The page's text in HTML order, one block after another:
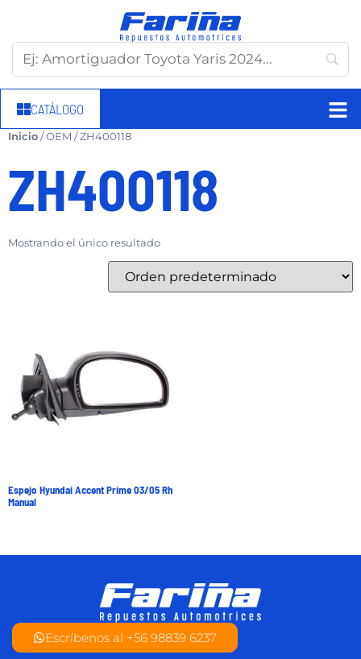
CATÁLOGO
Inicio/ OEM / ZH400118
ZH400118
Mostrando el único resultado
Espejo Hyundai Accent Prime 03/05 Rh
Manual
Escríbenos al +56 98839 6237